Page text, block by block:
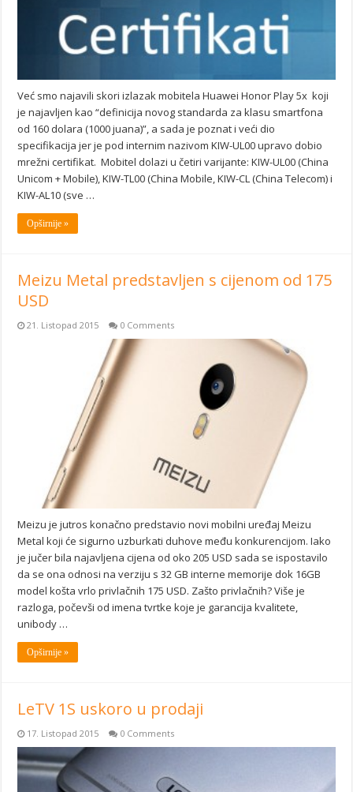
Već smo najavili skori izlazak mobitela Huawei Honor Play 5x koji
je najavljen kao “definicija novog standarda za klasu smartfona
od 160 dolara (1000 juana)”, a sada je poznat i veći dio
specifikacija jer je pod internim nazivom KIW-UL00 upravo dobio
mrežni certifikat. Mobitel dolazi u četiri varijante: KIW-UL00 (China
Unicom + Mobile), KIW-TL00 (China Mobile, KIW-CL (China Telecom) i
KIW-AL10 (sve …
Opširnije »
Meizu Metal predstavljen s cijenom od 175
USD
21. Listopad 2015 0 Comments
Meizu je jutros konačno predstavio novi mobilni uređaj Meizu
Metal koji će sigurno uzburkati duhove među konkurencijom. Iako
je jučer bila najavljena cijena od oko 205 USD sada se ispostavilo
da se ona odnosi na verziju s 32 GB interne memorije dok 16GB
model košta vrlo privlačnih 175 USD. Zašto privlačnih? Više je
razloga, počevši od imena tvrtke koje je garancija kvalitete,
unibody …
Opširnije »
LeTV 1S uskoro u prodaji
17. Listopad 2015 0 Comments